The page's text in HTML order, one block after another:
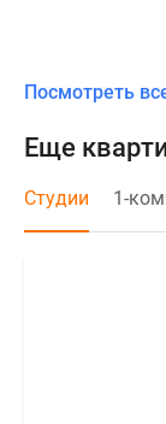
Посмотреть
Еще
Студии 1-